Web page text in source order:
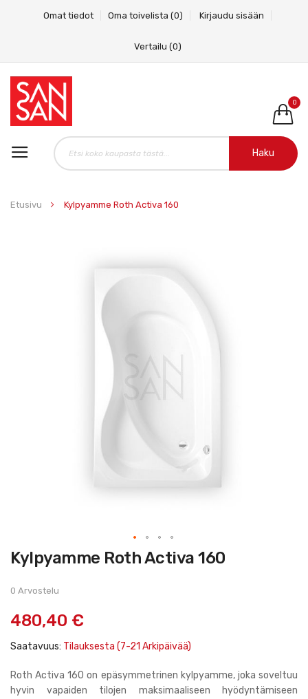
Omat tiedot Oma toivelista (0) Kirjaudu sisään
Vertailu (0)
0
Haku
Etusivu Kylpyamme Roth Activa 160
Skip
to
of
gallery
Kylpyamme Roth Activa 160
0 Arvostelu
480,40 €
Saatavuus: Tilauksesta (7-21 Arkipäivää)
Roth Activa 160 on epäsymmetrinen kylpyamme, joka soveltuu
hyvin vapaiden tilojen maksimaaliseen hyödyntämiseen